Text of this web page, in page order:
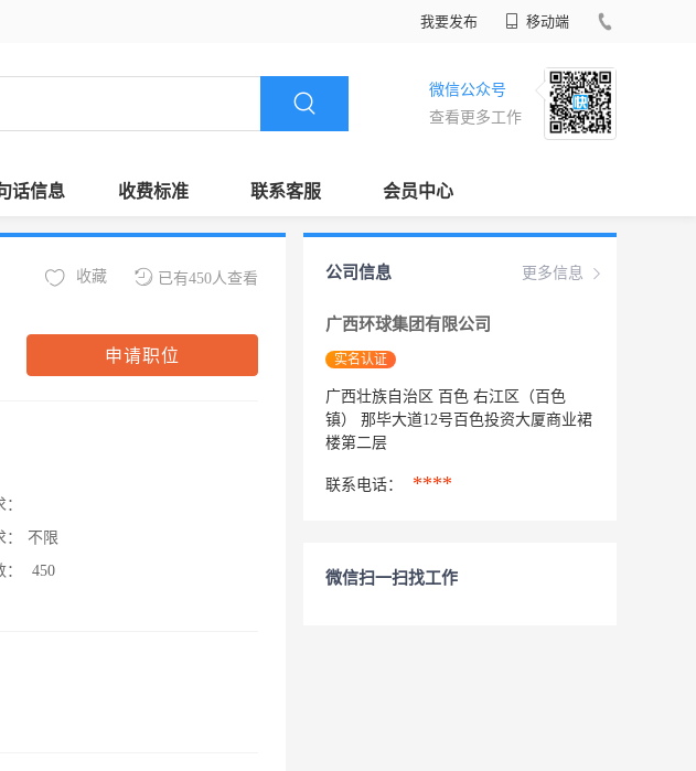
我要发布 移动端
微信公众号
查看更多工作
话信息 收费标准 联系客服 会员中心
已有450人查看
收藏
申请职位
不限
450
更多信息
公司信息
广西环球集团有限公司
实名认证
广西壮族自治区 百色 右江区（百色
镇） 那毕大道12号百色投资大厦商业裙
楼第二层
联系电话： ****
微信扫一扫找工作